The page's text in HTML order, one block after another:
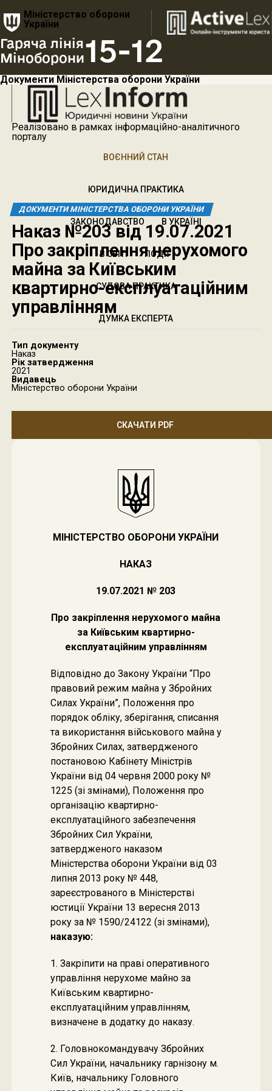
Міністерство оборони
України
Гаряча лінія
Міноборони15-12
Документи Міністерства оборони України
Реалізовано в рамках інформаційно-аналітичного
порталу
ВОЄННИЙ СТАН
ЮРИДИЧНА ПРАКТИКА
ЗАКОНОДАВСТВО В УКРАЇНІ
В СВІТІ ПОДІЇ
СУДОВА ПРАКТИКА
ДУМКА ЕКСПЕРТА
ДОКУМЕНТИ МІНІСТЕРСТВА ОБОРОНИ УКРАЇНИ
Наказ №203 від 19.07.2021
Про закріплення нерухомого
майна за Київським
квартирно-експлуатаційним
управлінням
Тип документу
Наказ
Рік затвердження
2021
Видавець
Міністерство оборони України
СКАЧАТИ PDF
МІНІСТЕРСТВО ОБОРОНИ УКРАЇНИ
НАКАЗ
19.07.2021 № 203
Про закріплення нерухомого майна
за Київським квартирно-
експлуатаційним управлінням
Відповідно до Закону України “Про
правовий режим майна у Збройних
Силах України”, Положення про
порядок обліку, зберігання, списання
та використання військового майна у
Збройних Силах, затвердженого
постановою Кабінету Міністрів
України від 04 червня 2000 року №
1225 (зі змінами), Положення про
організацію квартирно-
експлуатаційного забезпечення
Збройних Сил України,
затвердженого наказом
Міністерства оборони України від 03
липня 2013 року № 448,
зареєстрованого в Міністерстві
юстиції України 13 вересня 2013
року за № 1590/24122 (зі змінами),
наказую:
1. Закріпити на праві оперативного
управління нерухоме майно за
Київським квартирно-
експлуатаційним управлінням,
визначене в додатку до наказу.
2. Головнокомандувачу Збройних
Сил України, начальнику гарнізону м.
Київ, начальнику Головного